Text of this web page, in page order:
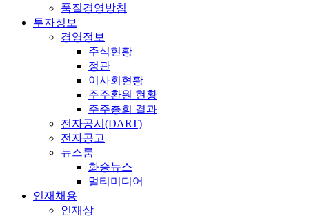
품질경영방침
투자정보
경영정보
주식현황
정관
이사회현황
주주환원 현황
주주총회 결과
전자공시(DART)
전자공고
뉴스룸
화승뉴스
멀티미디어
인재채용
인재상